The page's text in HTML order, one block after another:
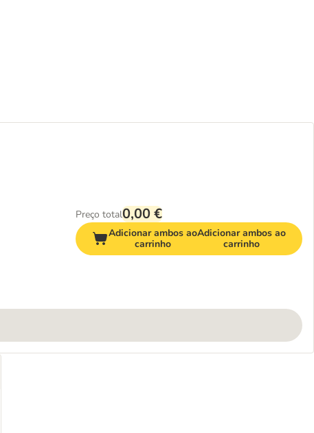
Preço total0,00 €
Adicionar ambos ao
carrinho
Adicionar ambos ao
carrinho